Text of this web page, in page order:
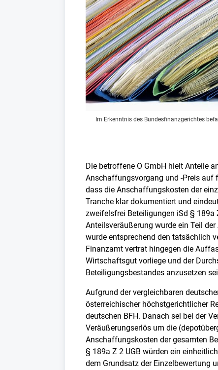
Im Erkenntnis des Bundesfinanzgerichtes
Die betroffene O GmbH hielt Anteile
Anschaffungsvorgang und -Preis auf
dass die Anschaffungskosten der
Tranche klar dokumentiert und
zweifelsfrei Beteiligungen iSd § 189a
Anteilsveräußerung wurde ein Teil
wurde entsprechend den tatsächlich
Finanzamt vertrat hingegen die
Wirtschaftsgut vorliege und der
Beteiligungsbestandes anzusetzen
Aufgrund der vergleichbaren
österreichischer höchstgerichtlicher
deutschen BFH. Danach sei bei der
Veräußerungserlös um die
Anschaffungskosten der gesamten
§ 189a Z 2 UGB würden ein
dem Grundsatz der Einzelbewertung